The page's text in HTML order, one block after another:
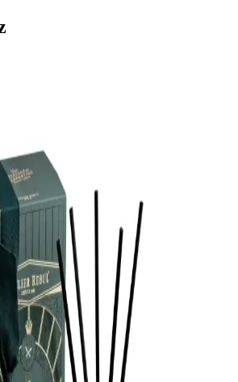
ile Dekorasyon ve Mobilyada
süre etkili, dekoratif ve pratik
tazelik ve şıklık sağlar. Doğru seçimle
konforlu olur.
Kılan Reed Diffuser ile Kalıcı
ve şık tasarımlarıyla odalarınıza
sağlar, dekorasyonunuzu tamamlar ve